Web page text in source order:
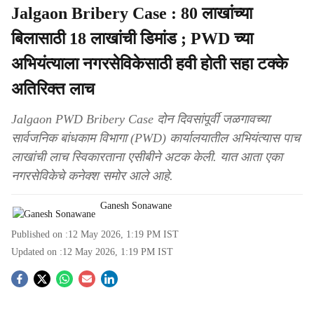
Jalgaon Bribery Case : 80 लाखांच्या
बिलासाठी 18 लाखांची डिमांड ; PWD च्या
अभियंत्याला नगरसेविकेसाठी हवी होती सहा टक्के
अतिरिक्त लाच
Jalgaon PWD Bribery Case दोन दिवसांपूर्वी जळगावच्या
सार्वजनिक बांधकाम विभागा (PWD) कार्यालयातील अभियंत्यास पाच
लाखांची लाच स्विकारताना एसीबीने अटक केली. यात आता एका
नगरसेविकेचे कनेक्श समोर आले आहे.
Ganesh Sonawane
Published on :12 May 2026, 1:19 PM IST
Updated on :12 May 2026, 1:19 PM IST
S